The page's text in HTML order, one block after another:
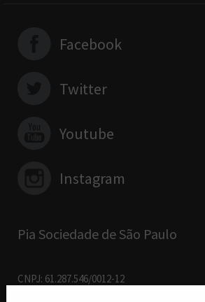
Facebook
Twitter
Youtube
Instagram
Pia Sociedade de São Paulo
CNPJ: 61.287.546/0012-12